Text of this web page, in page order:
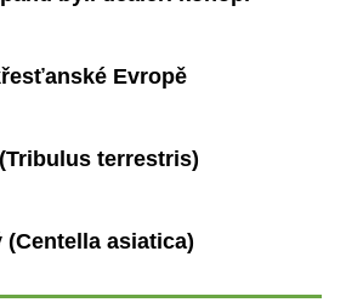
Evropě
terrestris)
asiatica)